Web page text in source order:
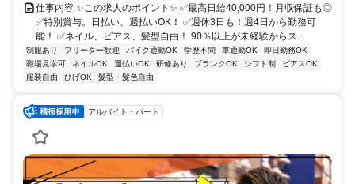
仕事内容 ✨この求人のポイント✨ ✅最高日給40,000円！月収保証も◎
✅特別賞与。日払い、週払いOK！ ✅週休3日も！週4日から勤務可
能！ ✅ネイル、ピアス、髪型自由！ 90％以上が未経験からス...
制服あり フリーター歓迎 バイク通勤OK 学歴不問 車通勤OK
即日勤務OK
職場見学可
ネイルOK 週払いOK 研修あり ブランクOK シフト制
ピアスOK
服装自由
ひげOK 髪型・髪色自由
アルバイト・パート